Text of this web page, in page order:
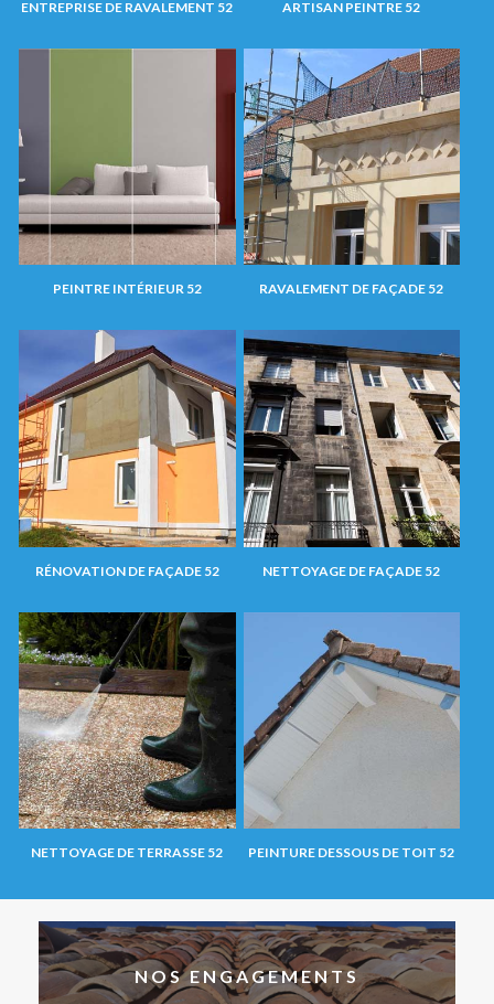
ENTREPRISE DE RAVALEMENT 52 ARTISAN PEINTRE 52
PEINTRE INTÉRIEUR 52 RAVALEMENT DE FAÇADE 52
RÉNOVATION DE FAÇADE 52 NETTOYAGE DE FAÇADE 52
NETTOYAGE DE TERRASSE 52 PEINTURE DESSOUS DE TOIT 52
NOS ENGAGEMENTS